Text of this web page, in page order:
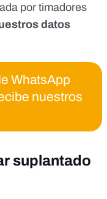
por timadores
datos
WhatsApp
nuestros
suplantado